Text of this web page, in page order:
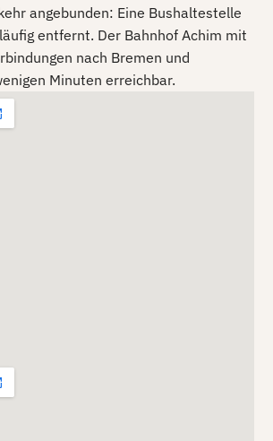
angebunden: Eine Bushaltestelle
entfernt. Der Bahnhof Achim mit
nach Bremen und
Minuten erreichbar.